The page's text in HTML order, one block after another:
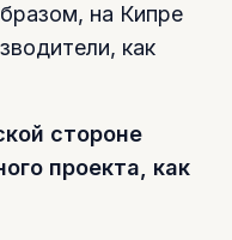
на Кипре
как
стороне
проекта, как